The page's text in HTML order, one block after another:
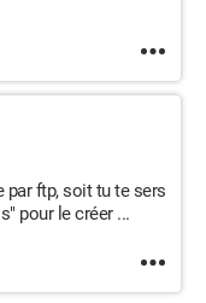
ftp, soit tu te sers
pour le créer ...